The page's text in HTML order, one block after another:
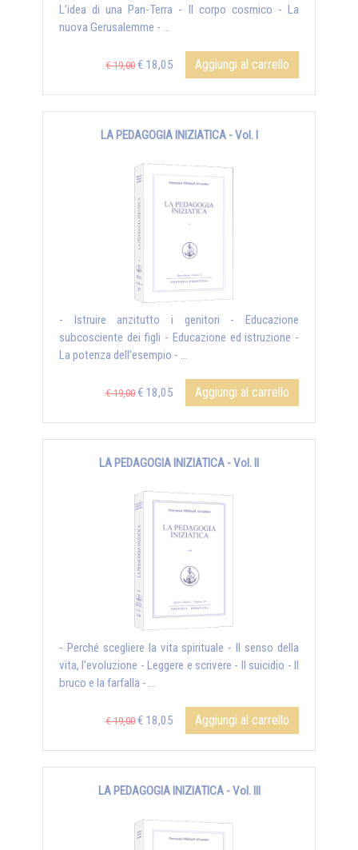
L’idea di una Pan-Terra - Il corpo cosmico - La
nuova Gerusalemme - ...
€ 19,00 € 18,05 Aggiungi al carrello
LA PEDAGOGIA INIZIATICA - Vol. I
- Istruire anzitutto i genitori - Educazione
subcosciente dei figli - Educazione ed istruzione -
La potenza dell’esempio - ...
€ 19,00 € 18,05 Aggiungi al carrello
LA PEDAGOGIA INIZIATICA - Vol. II
- Perché scegliere la vita spirituale - Il senso della
vita, l’evoluzione - Leggere e scrivere - Il suicidio - Il
bruco e la farfalla - ...
€ 19,00 € 18,05 Aggiungi al carrello
LA PEDAGOGIA INIZIATICA - Vol. III